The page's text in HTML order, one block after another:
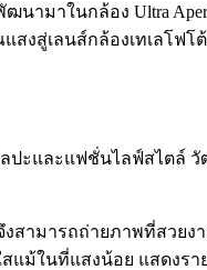
าในกล้อง Ultra
สงสู่เลนส์กล้องเทเลโ
ะและแฟชั่นไลฟ์สไตล์ วั
งสามารถถ่ายภาพที่สวย
ม้ในที่แสงน้อย แสดงรา